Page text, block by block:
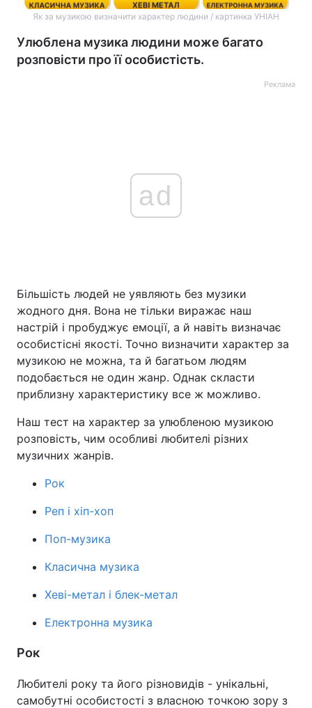
Як за музикою визначити характер людини / картинка УНІАН
Улюблена музика людини може багато
розповісти про її особистість.
Реклама
ad
Більшість людей не уявляють без музики
жодного дня. Вона не тільки виражає наш
настрій і пробуджує емоції, а й навіть визначає
особистісні якості. Точно визначити характер за
музикою не можна, та й багатьом людям
подобається не один жанр. Однак скласти
приблизну характеристику все ж можливо.
Наш тест на характер за улюбленою музикою
розповість, чим особливі любителі різних
музичних жанрів.
Рок
Реп і хіп-хоп
Поп-музика
Класична музика
Хеві-метал і блек-метал
Електронна музика
Рок
Любителі року та його різновидів - унікальні,
самобутні особистості з власною точкою зору з